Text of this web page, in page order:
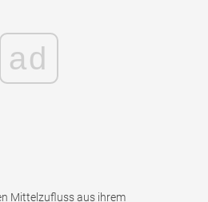
ad
Mittelzufluss aus ihrem